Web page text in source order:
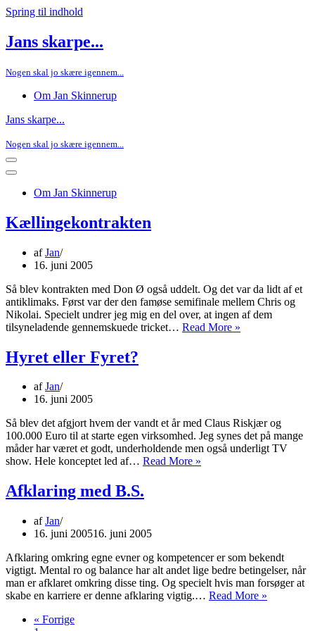
Spring til indhold
Jans skarpe...
Nogen skal jo skære igennem...
Om Jan Skinnerup
Jans skarpe...
Nogen skal jo skære igennem...
Navigation
menu
Navigation
Om Jan Skinnerup
Kællingekontrakten
afJan
16. juni 2005
Så blev kontrakten med Don Ø også uddelt. Og det var da lidt af et
antiklimaks. Først var der den famøse semifinale mellem Chris og
Nikolai. Specielt undrer jeg mig en del over, at ingen af dem
tilsyneladende gennemskuede tricket… Read More »
Hyret eller Fyret?
afJan
16. juni 2005
Så blev det afgjort hvem der vandt et år med Claus Riskjær og
100.000 Euro til at starte egen virksomhed. Jeg synes det på mange
måder har været et godt, underholdende men også underligt TV
show. Hele konceptet led af… Read More »
Afklaring med B.S.
afJan
16. juni 200516. juni 2005
Afklaring omkring egne evner og kompetencer er som bekendt
vigtigt. Mental ro og balance har alt andet lige bedre betingelser, når
man er afklaret omkring disse ting. Og specielt hvis man forsøger at
skabe en karriere er denne afklaring vigtig.… Read More »
« Forrige